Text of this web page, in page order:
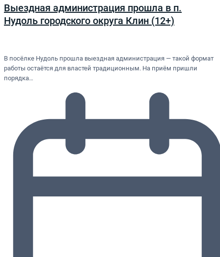
Выездная администрация прошла в п.
Нудоль городского округа Клин (12+)
В посёлке Нудоль прошла выездная администрация — такой формат
работы остаётся для властей традиционным. На приём пришли
порядка…